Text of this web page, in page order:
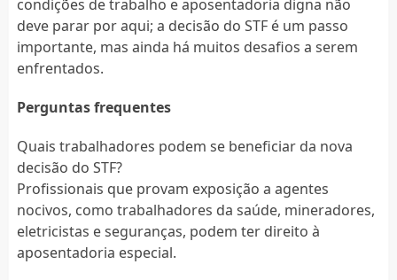
condições de trabalho e aposentadoria digna não
deve parar por aqui; a decisão do STF é um passo
importante, mas ainda há muitos desafios a serem
enfrentados.
Perguntas frequentes
Quais trabalhadores podem se beneficiar da nova
decisão do STF?
Profissionais que provam exposição a agentes
nocivos, como trabalhadores da saúde, mineradores,
eletricistas e seguranças, podem ter direito à
aposentadoria especial.